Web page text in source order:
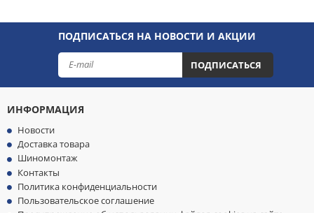
ПОДПИСАТЬСЯ НА НОВОСТИ И АКЦИИ
ПОДПИСАТЬСЯ
ИНФОРМАЦИЯ
Новости
Доставка товара
Шиномонтаж
Контакты
Политика конфиденциальности
Пользовательское соглашение